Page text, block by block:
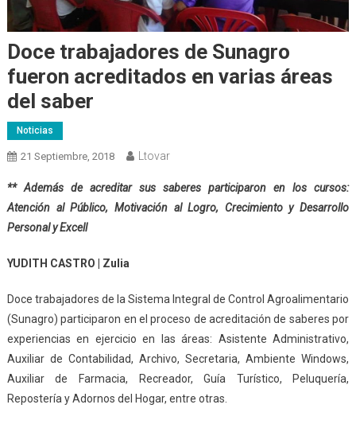
Doce trabajadores de Sunagro
fueron acreditados en varias áreas
del saber
Noticias
21 Septiembre, 2018 Ltovar
** Además de acreditar sus saberes participaron en los cursos:
Atención al Público, Motivación al Logro, Crecimiento y Desarrollo
Personal y Excell
YUDITH CASTRO | Zulia
Doce trabajadores de la Sistema Integral de Control Agroalimentario
(Sunagro) participaron en el proceso de acreditación de saberes por
experiencias en ejercicio en las áreas: Asistente Administrativo,
Auxiliar de Contabilidad, Archivo, Secretaria, Ambiente Windows,
Auxiliar de Farmacia, Recreador, Guía Turístico, Peluquería,
Repostería y Adornos del Hogar, entre otras.